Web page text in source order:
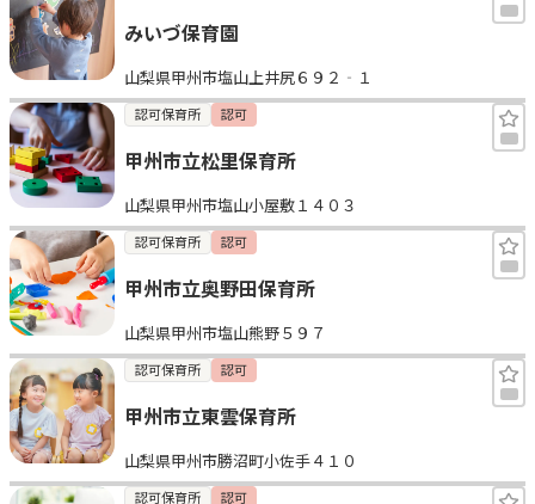
お気に入り
見学日記
メッセージ
おすすめの園
エンクルの特徴と活用方法
コラム
お知らせ
みいづ保育園
山梨県甲州市塩山上井尻６９２‐１
認可保育所 認可
甲州市立松里保育所
山梨県甲州市塩山小屋敷１４０３
認可保育所 認可
甲州市立奥野田保育所
山梨県甲州市塩山熊野５９７
認可保育所 認可
甲州市立東雲保育所
山梨県甲州市勝沼町小佐手４１０
認可保育所 認可